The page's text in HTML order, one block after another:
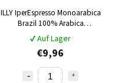
ILLY IperEspresso Monoarabica
Brazil 100% Arabica
Kaffeekapseln 18 Stück
✔ Auf Lager
€9,96